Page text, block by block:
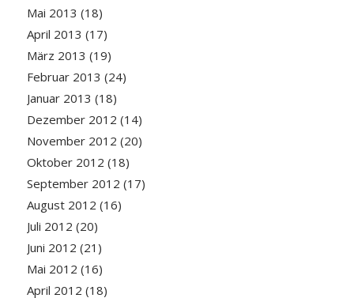
Mai 2013 (18)
April 2013 (17)
März 2013 (19)
Februar 2013 (24)
Januar 2013 (18)
Dezember 2012 (14)
November 2012 (20)
Oktober 2012 (18)
September 2012 (17)
August 2012 (16)
Juli 2012 (20)
Juni 2012 (21)
Mai 2012 (16)
April 2012 (18)